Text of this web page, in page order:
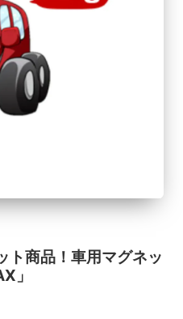
ト商品！車用マグネッ
」